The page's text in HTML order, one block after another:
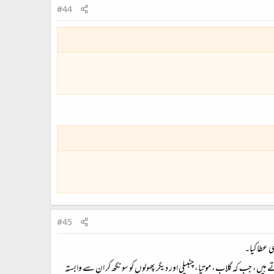
#44
#45
کیا۔
جب کہ گلاب، موتیا، چنبیلی اور دیگر پھولوں کو سونگھ کر ان سے وابستہ